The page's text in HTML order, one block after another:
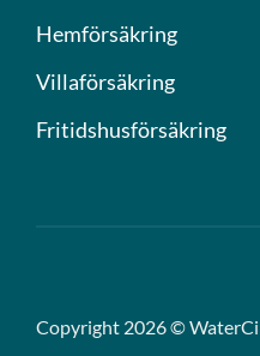
Hemförsäkring
Villaförsäkring
Fritidshusförsäkring
Copyright 2026 ©